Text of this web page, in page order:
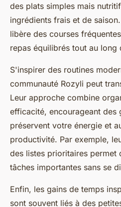
des plats simples mais
ingrédients frais et de
libère des courses
repas équilibrés tout au long
S'inspirer des routines
communauté Rozyli peut
Leur approche combine
efficacité, encourageant des
préservent votre énergie et
productivité. Par exemple,
des listes prioritaires permet
tâches importantes sans se
Enfin, les gains de temps
sont souvent liés à des